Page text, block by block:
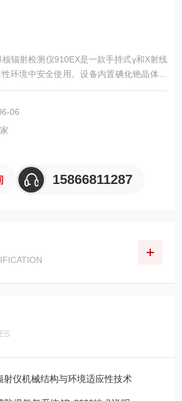
辐射检测仪910EX是一款手持式γ和X射线
环境中安全使用。设备内置碘化铯晶体探
，灵敏度达到常规盖格管的10倍。支持剂
250克，由3节AAA电池供电。
06
15866811287
射仪机械结构与环境适应性技术